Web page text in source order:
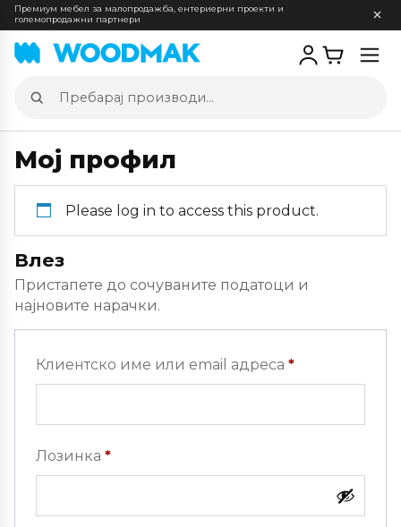
Премиум мебел за малопродажба, ентериерни проекти и
големопродажни партнери
Пребарај
производи
Мој профил
Please log in to access this product.
Влез
Пристапете до сочуваните податоци и
најновите нарачки.
Клиентско име или email адреса *
Лозинка *Задолжително